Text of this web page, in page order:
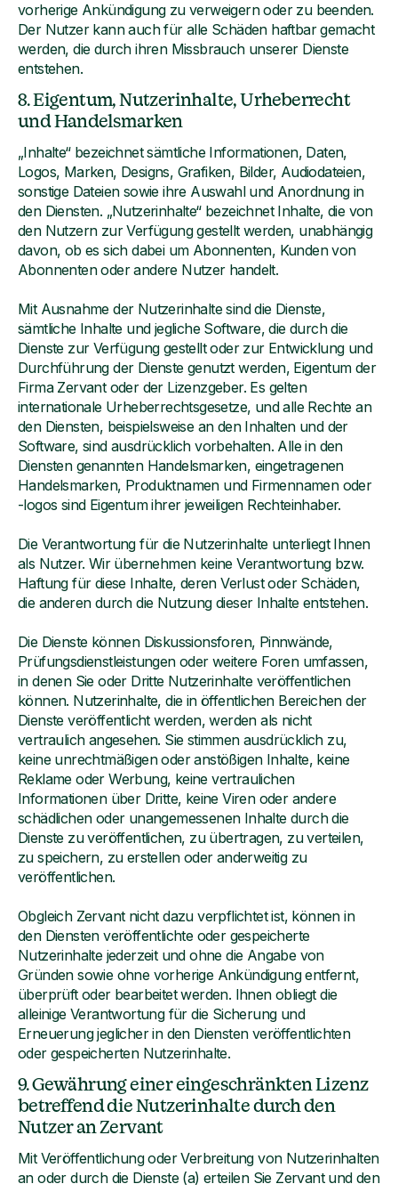
vorherige Ankündigung zu verweigern oder zu beenden.
Der Nutzer kann auch für alle Schäden haftbar gemacht
werden, die durch ihren Missbrauch unserer Dienste
entstehen.
8. Eigentum, Nutzerinhalte, Urheberrecht
und Handelsmarken
„Inhalte“ bezeichnet sämtliche Informationen, Daten,
Logos, Marken, Designs, Grafiken, Bilder, Audiodateien,
sonstige Dateien sowie ihre Auswahl und Anordnung in
den Diensten. „Nutzerinhalte“ bezeichnet Inhalte, die von
den Nutzern zur Verfügung gestellt werden, unabhängig
davon, ob es sich dabei um Abonnenten, Kunden von
Abonnenten oder andere Nutzer handelt.
Mit Ausnahme der Nutzerinhalte sind die Dienste,
sämtliche Inhalte und jegliche Software, die durch die
Dienste zur Verfügung gestellt oder zur Entwicklung und
Durchführung der Dienste genutzt werden, Eigentum der
Firma Zervant oder der Lizenzgeber. Es gelten
internationale Urheberrechtsgesetze, und alle Rechte an
den Diensten, beispielsweise an den Inhalten und der
Software, sind ausdrücklich vorbehalten. Alle in den
Diensten genannten Handelsmarken, eingetragenen
Handelsmarken, Produktnamen und Firmennamen oder
-logos sind Eigentum ihrer jeweiligen Rechteinhaber.
Die Verantwortung für die Nutzerinhalte unterliegt Ihnen
als Nutzer. Wir übernehmen keine Verantwortung bzw.
Haftung für diese Inhalte, deren Verlust oder Schäden,
die anderen durch die Nutzung dieser Inhalte entstehen.
Die Dienste können Diskussionsforen, Pinnwände,
Prüfungsdienstleistungen oder weitere Foren umfassen,
in denen Sie oder Dritte Nutzerinhalte veröffentlichen
können. Nutzerinhalte, die in öffentlichen Bereichen der
Dienste veröffentlicht werden, werden als nicht
vertraulich angesehen. Sie stimmen ausdrücklich zu,
keine unrechtmäßigen oder anstößigen Inhalte, keine
Reklame oder Werbung, keine vertraulichen
Informationen über Dritte, keine Viren oder andere
schädlichen oder unangemessenen Inhalte durch die
Dienste zu veröffentlichen, zu übertragen, zu verteilen,
zu speichern, zu erstellen oder anderweitig zu
veröffentlichen.
Obgleich Zervant nicht dazu verpflichtet ist, können in
den Diensten veröffentlichte oder gespeicherte
Nutzerinhalte jederzeit und ohne die Angabe von
Gründen sowie ohne vorherige Ankündigung entfernt,
überprüft oder bearbeitet werden. Ihnen obliegt die
alleinige Verantwortung für die Sicherung und
Erneuerung jeglicher in den Diensten veröffentlichten
oder gespeicherten Nutzerinhalte.
9. Gewährung einer eingeschränkten Lizenz
betreffend die Nutzerinhalte durch den
Nutzer an Zervant
Mit Veröffentlichung oder Verbreitung von Nutzerinhalten
an oder durch die Dienste (a) erteilen Sie Zervant und den